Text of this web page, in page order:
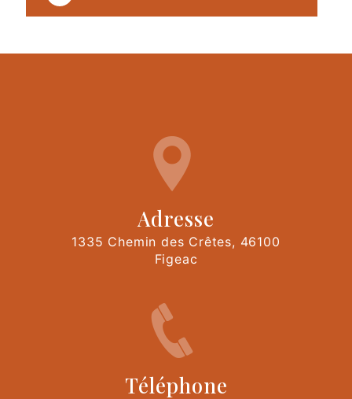
Adresse
1335 Chemin des Crêtes, 46100
Figeac
Téléphone